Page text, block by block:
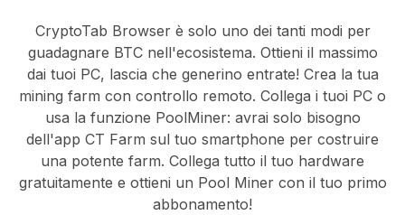
CryptoTab Browserè solo uno dei tanti modi per
guadagnare BTC nell'ecosistema. Ottieni il massimo
dai tuoi PC, lascia che generino entrate! Crea la tua
mining farm con controllo remoto. Collega i tuoi PC o
usa la funzione PoolMiner: avrai solo bisogno
dell'app CT Farm sul tuo smartphone per costruire
una potente farm. Collega tutto il tuo hardware
gratuitamente e ottieni un Pool Minercon il tuo primo
abbonamento!